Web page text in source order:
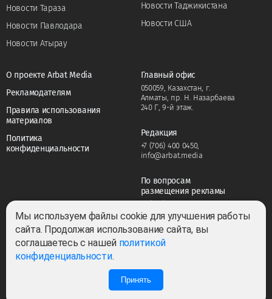
Новости Тараза
Новости Павлодара
Новости Атырау
Новости Таджикистана
Новости США
О проекте Arbat Media
Рекламодателям
Правила использования
материалов
Политика
конфиденциальности
Главный офис
050059, Казахстан, г.
Алматы, пр. Н. Назарбаева
240 Г, 9-й этаж.
Редакция
+7 (706) 400 0450,
info@arbat.media
По вопросам
размещения рекламы
adv@arbat.media
Все права защищены ©2022-2026. Собственник — ТОО «ARBAT MEDIA
Мы используем файлы cookie для улучшения работы
сайта. Продолжая использование сайта, вы
соглашаетесь с нашей политикой
конфиденциальности.
Принять